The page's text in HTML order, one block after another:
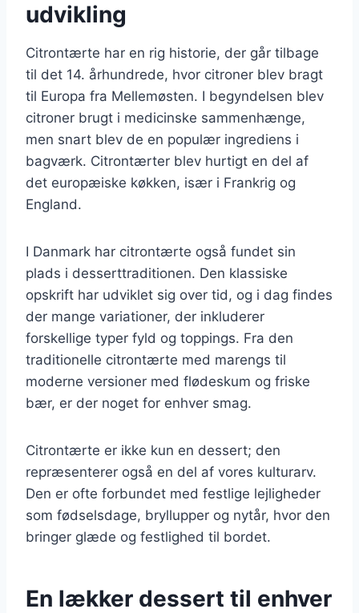
udvikling
Citrontærte har en rig historie, der går tilbage
til det 14. århundrede, hvor citroner blev bragt
til Europa fra Mellemøsten. I begyndelsen blev
citroner brugt i medicinske sammenhænge,
men snart blev de en populær ingrediens i
bagværk. Citrontærter blev hurtigt en del af
det europæiske køkken, især i Frankrig og
England.
I Danmark har citrontærte også fundet sin
plads i desserttraditionen. Den klassiske
opskrift har udviklet sig over tid, og i dag findes
der mange variationer, der inkluderer
forskellige typer fyld og toppings. Fra den
traditionelle citrontærte med marengs til
moderne versioner med flødeskum og friske
bær, er der noget for enhver smag.
Citrontærte er ikke kun en dessert; den
repræsenterer også en del af vores kulturarv.
Den er ofte forbundet med festlige lejligheder
som fødselsdage, bryllupper og nytår, hvor den
bringer glæde og festlighed til bordet.
En lækker dessert til enhver